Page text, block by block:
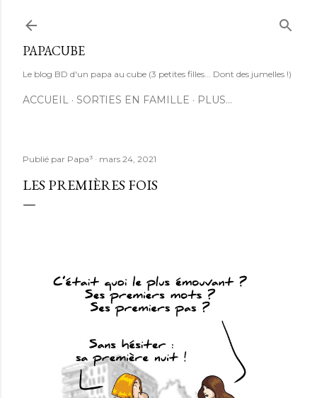
PAPACUBE
Le blog BD d'un papa au cube (3 petites filles... Dont des jumelles !)
ACCUEIL SORTIES EN FAMILLE PLUS…
Publié par Papa³ mars 24, 2021
LES PREMIÈRES FOIS